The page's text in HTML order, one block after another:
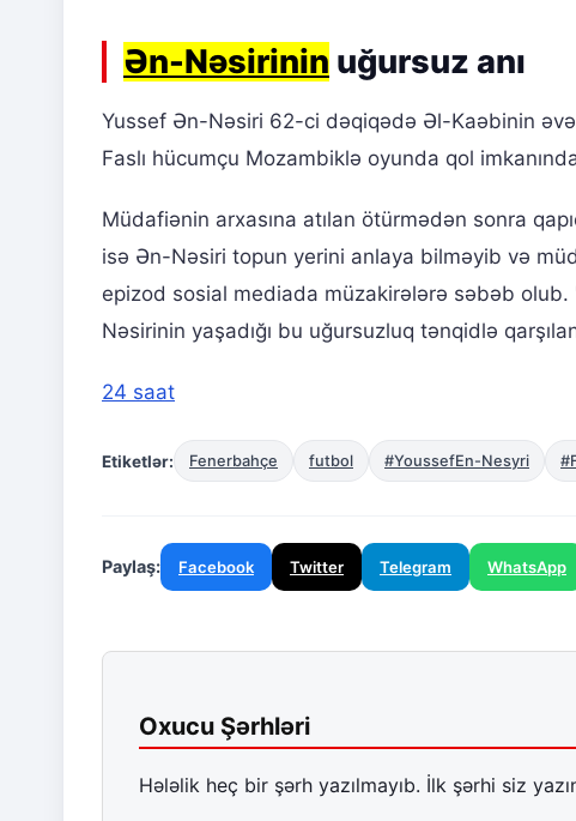
Ən-Nəsirinin uğursuz anı
Yussef Ən-Nəsiri 62-ci dəqiqədə Əl-Kaəbinin
Faslı hücumçu Mozambiklə oyunda qol
Müdafiənin arxasına atılan ötürmədən sonra
isə Ən-Nəsiri topun yerini anlaya bilməyib və
epizod sosial mediada müzakirələrə səbəb
Nəsirinin yaşadığı bu uğursuzluq tənqidlə
24 saat
Etiketlər: Fenerbahçe futbol #YoussefEn-Nesyri
Paylaş: Facebook Twitter Telegram WhatsApp
Oxucu Şərhləri
Hələlik heç bir şərh yazılmayıb. İlk şərhi siz